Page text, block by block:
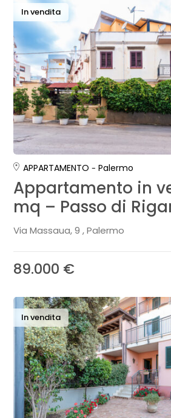
In vendita
APPARTAMENTO Palermo
Appartamento in
mq – Passo di
Via Massaua, 9 , Palermo
89.000 €
In vendita